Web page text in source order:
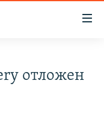
отложен